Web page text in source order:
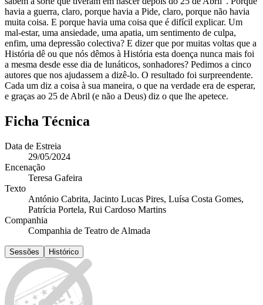
havia a guerra, claro, porque havia a Pide, claro, porque não havia
muita coisa. E porque havia uma coisa que é difícil explicar. Um
mal-estar, uma ansiedade, uma apatia, um sentimento de culpa,
enfim, uma depressão colectiva? E dizer que por muitas voltas que a
História dê ou que nós dêmos à História esta doença nunca mais foi
a mesma desde esse dia de lunáticos, sonhadores? Pedimos a cinco
autores que nos ajudassem a dizê-lo. O resultado foi surpreendente.
Cada um diz a coisa à sua maneira, o que na verdade era de esperar,
e graças ao 25 de Abril (e não a Deus) diz o que lhe apetece.
Ficha Técnica
Data de Estreia
29/05/2024
Encenação
Teresa Gafeira
Texto
António Cabrita, Jacinto Lucas Pires, Luísa Costa Gomes,
Patrícia Portela, Rui Cardoso Martins
Companhia
Companhia de Teatro de Almada
Sessões Histórico